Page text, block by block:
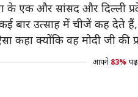
एक और सांसद और दिल्ली
बार उत्साह में चीजें कह देते
कहा क्योंकि वह मोदी जी की
आपने 83% पढ़